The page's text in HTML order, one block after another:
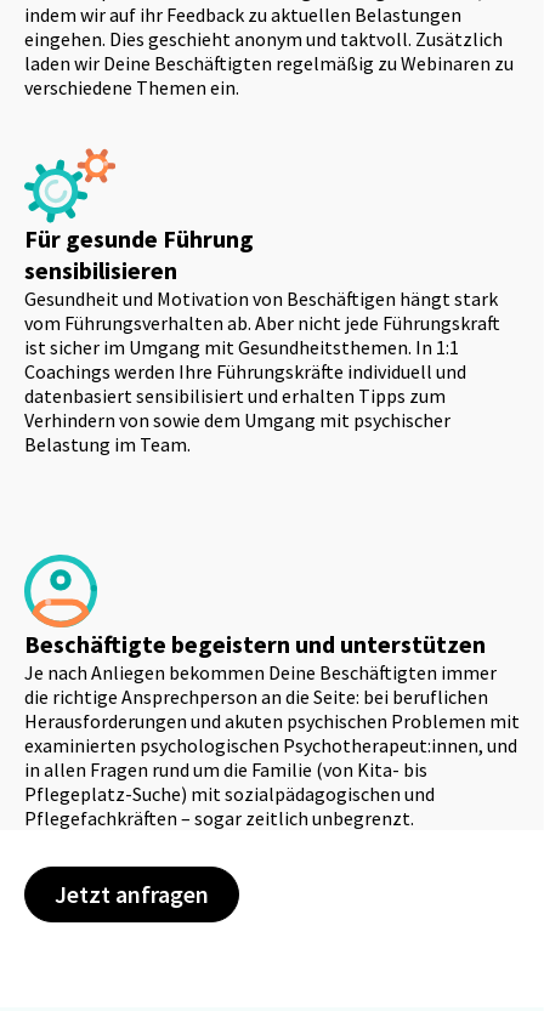
indem wir auf ihr Feedback zu aktuellen Belastungen
eingehen. Dies geschieht anonym und taktvoll. Zusätzlich
laden wir Deine Beschäftigten regelmäßig zu Webinaren zu
verschiedene Themen ein.
Für gesunde Führung
sensibilisieren
Gesundheit und Motivation von Beschäftigen hängt stark
vom Führungsverhalten ab. Aber nicht jede Führungskraft
ist sicher im Umgang mit Gesundheitsthemen. In 1:1
Coachings werden Ihre Führungskräfte individuell und
datenbasiert sensibilisiert und erhalten Tipps zum
Verhindern von sowie dem Umgang mit psychischer
Belastung im Team.
Beschäftigte begeistern und unterstützen
Je nach Anliegen bekommen Deine Beschäftigten immer
die richtige Ansprechperson an die Seite: bei beruflichen
Herausforderungen und akuten psychischen Problemen mit
examinierten psychologischen Psychotherapeut:innen, und
in allen Fragen rund um die Familie (von Kita- bis
Pflegeplatz-Suche) mit sozialpädagogischen und
Pflegefachkräften – sogar zeitlich unbegrenzt.
Jetzt anfragen